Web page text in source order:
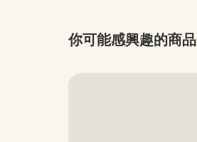
你可能感興趣的商品